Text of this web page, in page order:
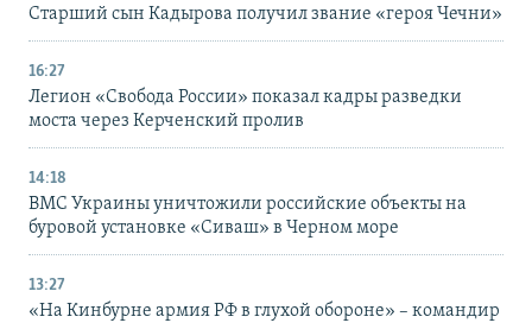
Старший сын Кадырова получил звание «героя Чечни»
16:27
Легион «Свобода России» показал кадры разведки
моста через Керченский пролив
14:18
ВМС Украины уничтожили российские объекты на
буровой установке «Сиваш» в Черном море
13:27
«На Кинбурне армия РФ в глухой обороне» – командир